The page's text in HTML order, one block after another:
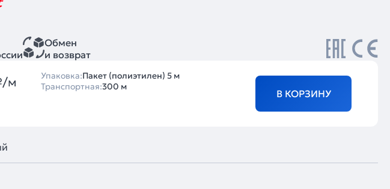
Обмен
и возврат
м Упаковка:Пакет (полиэтилен) 5 м
Транспортная:300 м
В КОРЗИНУ